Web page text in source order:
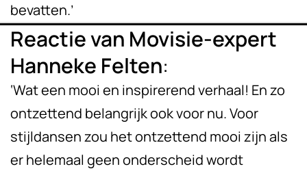
bevatten.’
Reactie van Movisie-expert
Hanneke Felten:
‘Wat een mooi en inspirerend verhaal! En zo
ontzettend belangrijk ook voor nu. Voor
stijldansen zou het ontzettend mooi zijn als
er helemaal geen onderscheid wordt